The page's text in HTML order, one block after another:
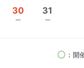
精神を持った方を
遠軽の健康寿命を
30
remove
31
remove
circle ：開